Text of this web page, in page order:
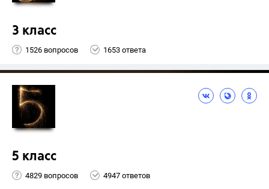
3 класс
1526 вопросов 1653 ответа
5 класс
4829 вопросов 4947 ответов